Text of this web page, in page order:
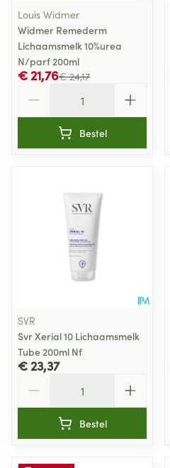
Louis Widmer
Widmer Remederm
Lichaamsmelk 10%urea
N/parf 200ml
€ 24,17
€ 21,76
Bestel
SVR
Svr Xerial 10 Lichaamsmelk
Tube 200ml Nf
€ 23,37
Bestel